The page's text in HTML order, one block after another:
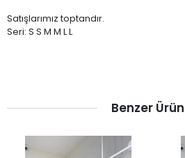
Satışlarımız toptandır.
Seri: S S M M L L
Benzer